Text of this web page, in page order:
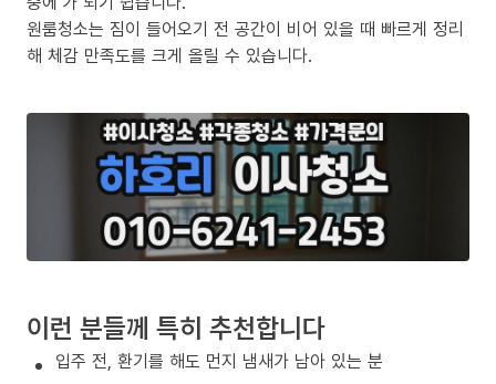
원룸청소는 짐이 들어오기 전 공간이 비어 있을 때 빠르게 정리
해 체감 만족도를 크게 올릴 수 있습니다.
이런 분들께 특히 추천합니다
입주 전, 환기를 해도 먼지 냄새가 남아 있는 분